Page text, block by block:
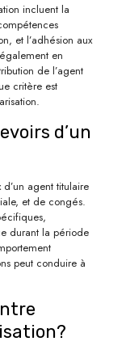
incluent la
et l’adhésion aux
en
de l’agent
critère est
d’un
agent titulaire
et de congés.
durant la période
peut conduire à